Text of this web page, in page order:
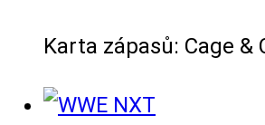
Karta zápasů: Cage &